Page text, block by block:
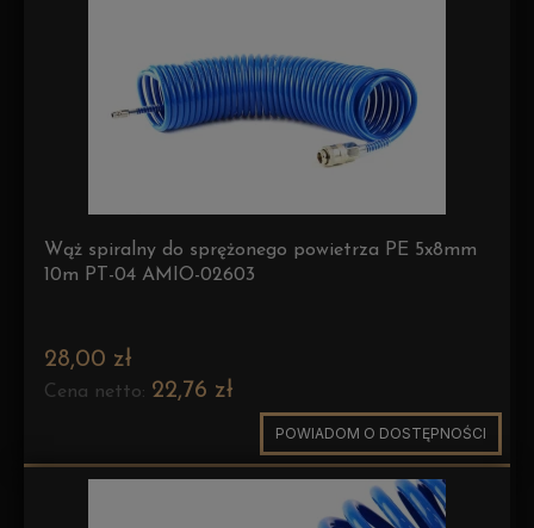
Wąż spiralny do sprężonego powietrza PE 5x8mm
10m PT-04 AMIO-02603
28,00 zł
Cena netto: 22,76 zł
POWIADOM O DOSTĘPNOŚCI